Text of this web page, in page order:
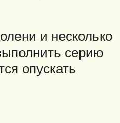
и несколько
серию
опускать